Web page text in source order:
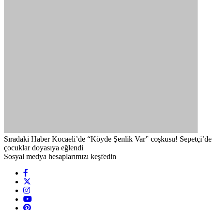
Sıradaki Haber Kocaeli’de “Köyde Şenlik Var” coşkusu! Sepetçi’de
çocuklar doyasıya eğlendi
Sosyal medya hesaplarımızı keşfedin